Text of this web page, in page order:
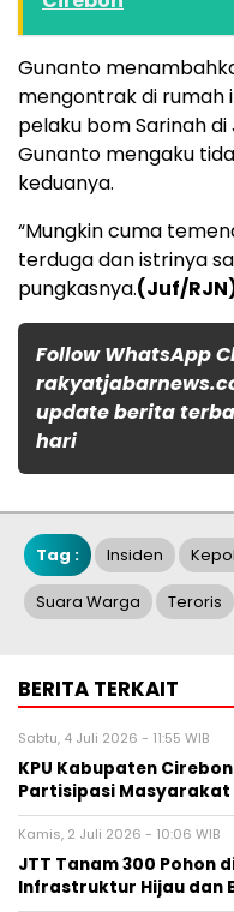
Gunanto
mengontrak di rumah
pelaku bom Sarinah
Gunanto mengaku
keduanya.
“Mungkin cuma
terduga dan istrinya
pungkasnya.(Juf/
Follow WhatsApp
update berita
hari
Tag : Insiden
Suara Warga Teroris
BERITA TERKAIT
Sabtu, 4 Juli 2026 - 11:55 WIB
KPU Kabupaten
Partisipasi Masyarakat
Kamis, 2 Juli 2026 - 10:06 WIB
JTT Tanam 300 Pohon
Infrastruktur Hijau dan